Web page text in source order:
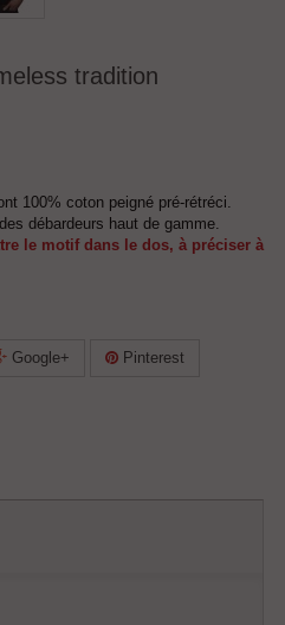
tradition
100% coton peigné pré-rétréci.
débardeurs haut de gamme.
le motif dans le dos, à préciser à
Google+ Pinterest